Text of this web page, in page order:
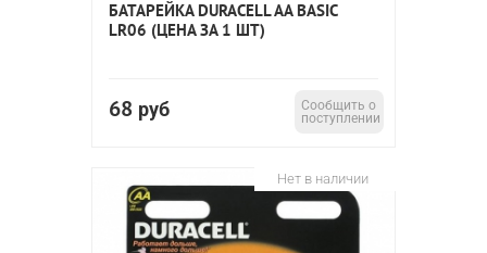
БАТАРЕЙКА DURACELL AA BASIC
LR06 (ЦЕНА ЗА 1 ШТ)
68 руб
Сообщить о
поступлении
Нет в наличии